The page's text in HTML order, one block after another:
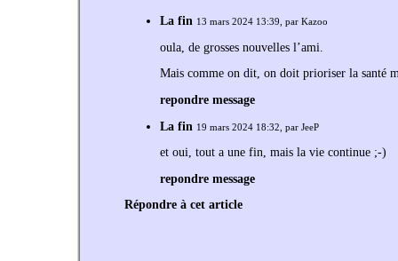
La fin 13 mars 2024 13:39, par Kazoo
oula, de grosses nouvelles l’ami.
Mais comme on dit, on doit prioriser la santé
repondre message
La fin 19 mars 2024 18:32, par JeeP
et oui, tout a une fin, mais la vie continue ;-)
repondre message
Répondre à cet article